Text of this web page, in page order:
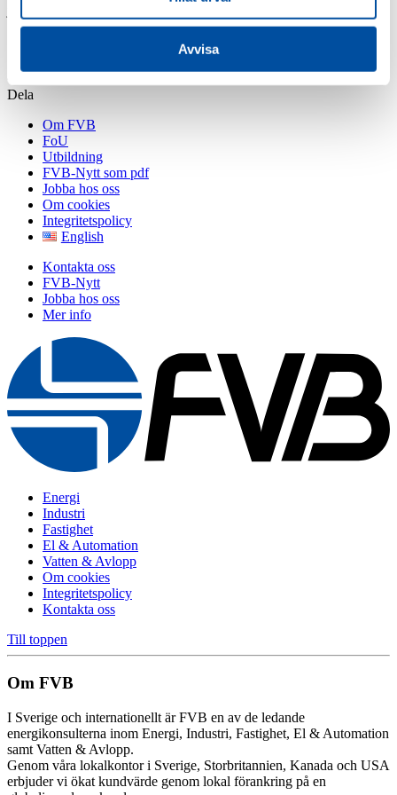
Avvisa
Dela
Om FVB
FoU
Utbildning
FVB-Nytt som pdf
Jobba hos oss
Om cookies
Integritetspolicy
English
Kontakta oss
FVB-Nytt
Jobba hos oss
Mer info
Energi
Industri
Fastighet
El & Automation
Vatten & Avlopp
Om cookies
Integritetspolicy
Kontakta oss
Till toppen
Om FVB
I Sverige och internationellt är FVB en av de ledande
energikonsulterna inom Energi, Industri, Fastighet, El & Automation
samt Vatten & Avlopp.
Genom våra lokalkontor i Sverige, Storbritannien, Kanada och USA
erbjuder vi ökat kundvärde genom lokal förankring på en